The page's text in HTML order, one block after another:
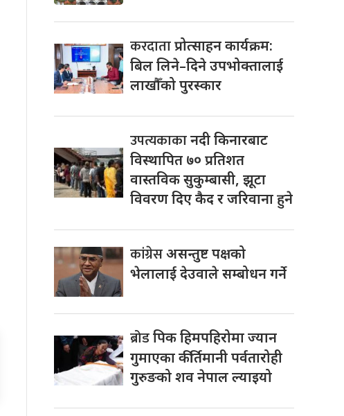
करदाताप्रोत्साहन कार्यक्रम:
बिल लिने–दिने उपभोक्तालाई
लाखौँको पुरस्कार
उपत्यकाकानदी किनारबाट
विस्थापित ७० प्रतिशत
वास्तविक सुकुम्बासी, झूटा
विवरण दिए कैद र जरिवाना हुने
कांग्रेसअसन्तुष्ट पक्षको
भेलालाई देउवाले सम्बोधन गर्ने
ब्रोडपिक हिमपहिरोमा ज्यान
गुमाएका कीर्तिमानी पर्वतारोही
गुरुङको शव नेपाल ल्याइयो